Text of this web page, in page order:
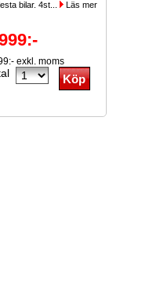
bilar. 4st...
Läs mer
exkl. moms